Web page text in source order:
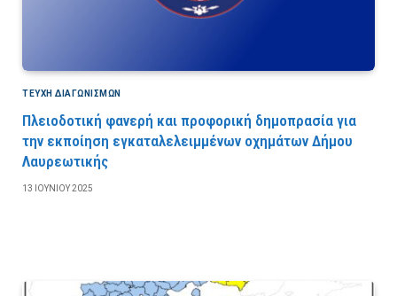
ΤΕΎΧΗ ΔΙΑΓΩΝΙΣΜΏΝ
Πλειοδοτική φανερή και προφορική δημοπρασία για
την εκποίηση εγκαταλελειμμένων οχημάτων Δήμου
Λαυρεωτικής
13 ΙΟΥΝΊΟΥ 2025